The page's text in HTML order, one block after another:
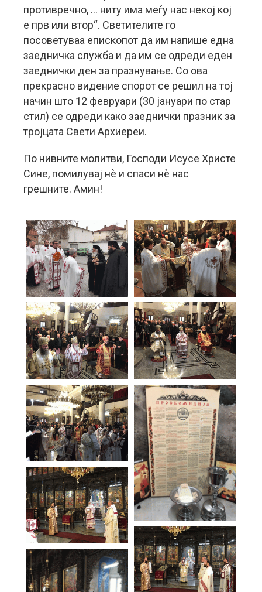
противречно, … ниту има меѓу нас некој кој
е прв или втор“. Светителите го
посоветуваа епископот да им напише една
заедничка служба и да им се одреди еден
заеднички ден за празнување. Со ова
прекрасно видение спорот се решил на тој
начин што 12 февруари (30 јануари по стар
стил) се одреди како заеднички празник за
тројцата Свети Архиереи.
По нивните молитви, Господи Исусе Христе
Сине, помилувај нè и спаси нè нас
грешните. Амин!